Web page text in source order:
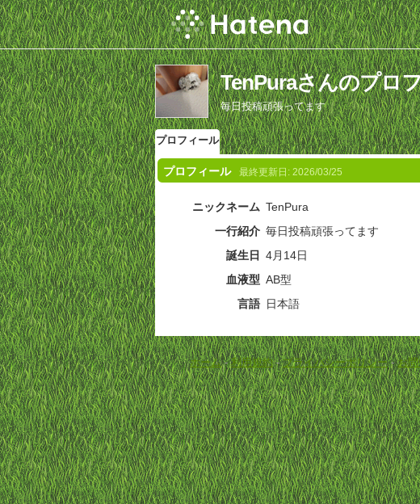
TenPuraさんのプロ
毎日投稿頑張ってます
プロフィール
プロフィール 最終更新日: 2026/03/25
ニックネーム TenPura
一行紹介 毎日投稿頑張ってます
誕生日
4月14日
血液型 AB型
言語 日本語
ホーム-利用規約-プライバシーポリシー-お